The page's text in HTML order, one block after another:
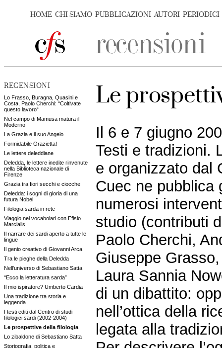
HOME CHI SIAMO PUBBLICAZIONI AUTORI PERIODICI
RECENSIONI
Lo Frasso, Buragna, Quasini e
Costa, Paolo Cherchi: “Coltivate
questo lavoro“
Nel campo di Mamusa matura il
Moderno
La Grazia e il suo Angelo
Formidabile Grazietta!
Le lettere deleddiane
Deledda, le lettere inedite rinvenute
nella Biblioteca nazionale di
Firenze
Grazia tra fiori secchi e ciocche
Deledda: i sogni di gloria di una
futura Nobel
Filologia sarda in rete
Viaggio nei vocabolari con Efisio
Marcialis
Il narrare dei sardi aperto a tutte le
lingue
Il genio creativo di Giovanni Arca
Tra le pieghe della Deledda
Nell'universo di Sebastiano Satta
“Ecco la letteratura sarda”
Il mio ispiratore? Umberto Cardia
Una tradizione tra storia e
leggenda
I testi editi dal Centro di studi
filologici sardi (2002-2004)
Le prospettive della filologia
Lo zibaldone di Sebastiano Satta
Storiografia, politica e
Le
Il 6 e 7 giugno
Testi e tradizioni.
e organizzato dal
Cuec ne pubblica
numerosi
studio (contributi
Paolo Cherchi,
Giuseppe
Laura Sannia
di un dibattito:
nell’ottica della
legata alla